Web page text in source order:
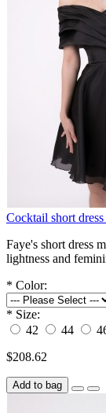
Cocktail short
Faye's short dress
lightness and
* Color:
* Size:
42
44
$208.62
Add to bag